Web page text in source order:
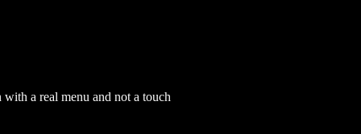
a real menu and not a touch